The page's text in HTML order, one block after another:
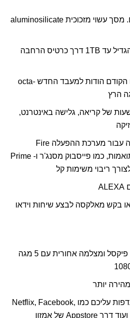
מסך עשוי מזכוכית aluminosilicate
עד TB1 דרך כרטיס הרחבה
octa-
סוללה ארוכים עד 13 שעות של קריאה, גלישה באינטרנט,
עבור מערכת ההפעלה Fire
כמו פייסבוק מסנג'ר ו- Prime
ריבוי משימות קל
ALEXA
או בקש מאלקסה לבצע שיחות וידאו
מצלמה קדמית עם 5 מגה פיקסל ומצלמה אחורית עם 5 מגה
יותר
עליכם כמו Netflix, Facebook,
ועוד דרך Appstore של אמזון